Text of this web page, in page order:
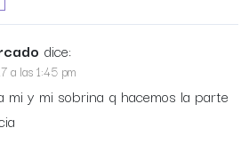
dice:
a las 1:45 pm
mi y mi sobrina q hacemos la parte